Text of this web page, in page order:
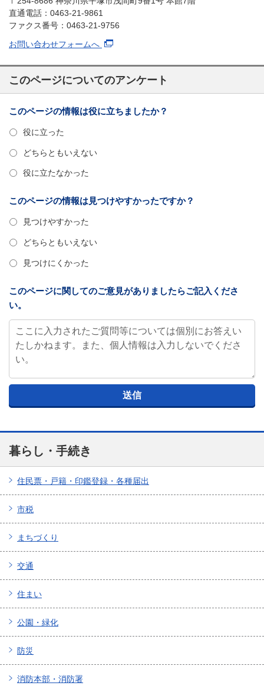
直通電話：0463-21-9861
ファクス番号：0463-21-9756
お問い合わせフォームへ
このページについてのアンケート
このページの情報は役に立ちましたか？
役に立った
どちらともいえない
役に立たなかった
このページの情報は見つけやすかったですか？
見つけやすかった
どちらともいえない
見つけにくかった
このページに関してのご意見がありましたらご記入くださ
い。
暮らし・手続き
住民票・戸籍・印鑑登録・各種届出
市税
まちづくり
交通
住まい
公園・緑化
防災
消防本部・消防署